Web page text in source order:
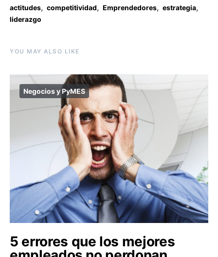
actitudes, competitividad, Emprendedores, estrategia,
liderazgo
YOU MAY ALSO LIKE
Negocios y PyMES
5 errores que los mejores